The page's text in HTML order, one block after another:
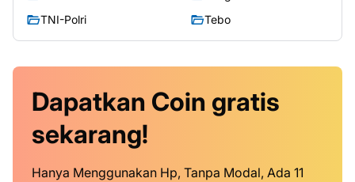
TNI-Polri
Tebo
Dapatkan Coin gratis
sekarang!
Hanya Menggunakan Hp, Tanpa Modal, Ada 11